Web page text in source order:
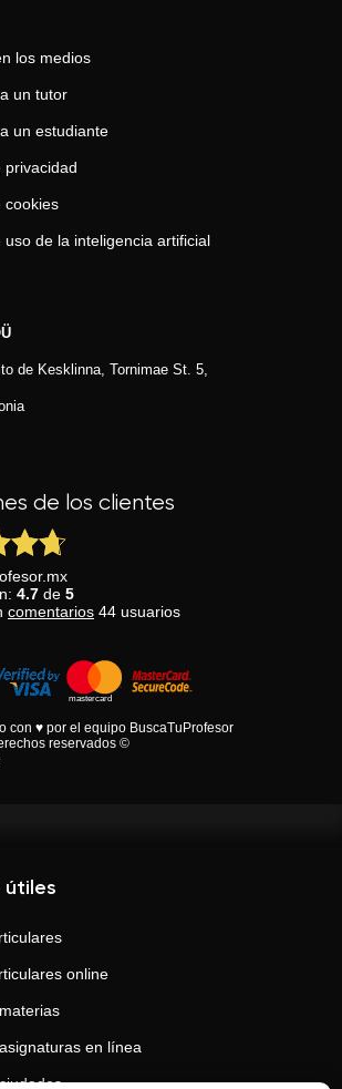
los medios
un tutor
un estudiante
privacidad
cookies
uso de la inteligencia artificial
de Kesklinna, Tornimаe St. 5,
de los clientes
4.7 de 5
comentarios 44 usuarios
con ♥ por el equipo BuscaTuProfesor
reservados ©
útiles
online
en línea